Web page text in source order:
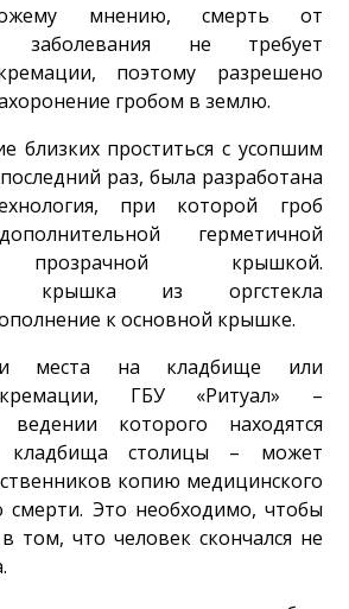
мнению, смерть от
заболевания не требует
поэтому разрешено
гробом в землю.
близких проститься с усопшим
раз, была разработана
при которой гроб
герметичной
прозрачной крышкой.
крышка из оргстекла
к основной крышке.
места на кладбище или
ГБУ «Ритуал» –
которого находятся
кладбища столицы – может
копию медицинского
смерти. Это необходимо, чтобы
том, что человек скончался не